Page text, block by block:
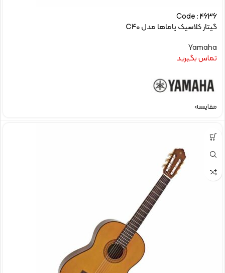
Code : 4636
گیتار کلاسیک یاماها مدل C40
Yamaha
تماس بگیرید
مقایسه